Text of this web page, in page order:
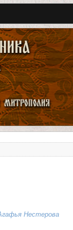
Нестерова